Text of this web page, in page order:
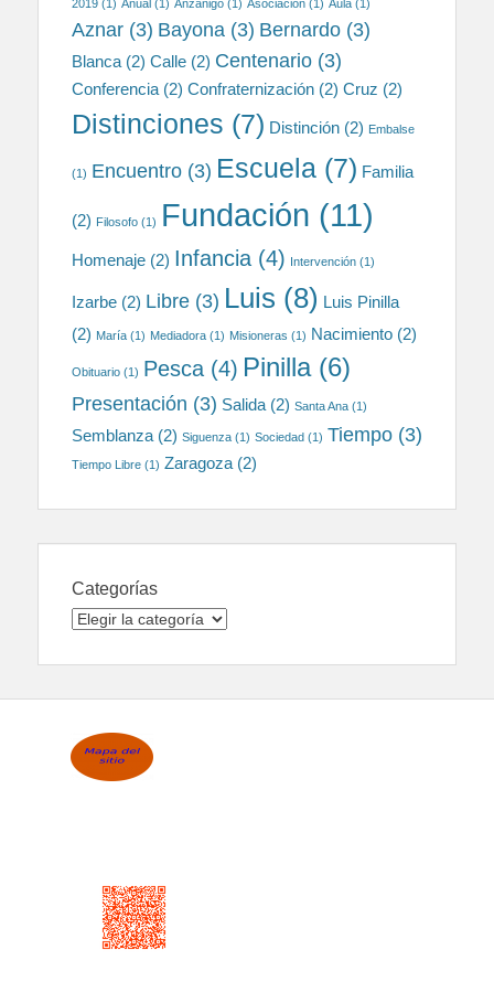
2019 (1) Anual (1) Anzanigo (1) Asociación (1) Aula (1)
Aznar (3) Bayona (3) Bernardo (3)
Blanca (2) Calle (2) Centenario (3)
Conferencia (2) Confraternización (2) Cruz (2)
Distinciones (7) Distinción (2) Embalse
(1) Encuentro (3) Escuela (7) Familia
(2) Filosofo (1) Fundación (11)
Homenaje (2) Infancia (4) Intervención (1)
Izarbe (2) Libre (3) Luis (8) Luis Pinilla
(2) María (1) Mediadora (1) Misioneras (1) Nacimiento (2)
Obituario (1) Pesca (4) Pinilla(6)
Presentación (3) Salida (2) Santa Ana (1)
Semblanza (2) Siguenza (1) Sociedad (1) Tiempo (3)
Tiempo Libre (1) Zaragoza (2)
Categorías
Categorías